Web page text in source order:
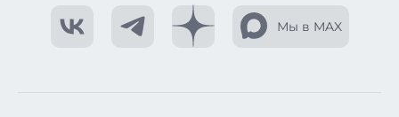
Мы в MAX